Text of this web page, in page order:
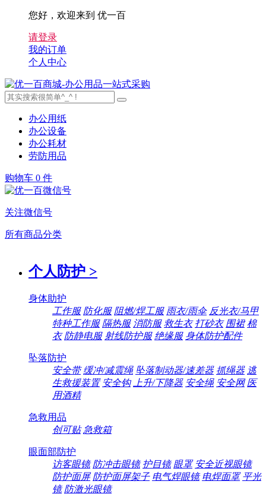
您好，欢迎来到 优一百
请登录
我的订单
个人中心
办公用纸
办公设备
办公耗材
劳防用品
购物车 0 件
关注微信号
所有商品分类
个人防护 >
身体助护
工作服 防化服 阻燃/焊工服 雨衣/雨伞 反光衣/马甲
特种工作服 隔热服 消防服 救生衣 打砂衣 围裙 棉
衣 防静电服 射线防护服 绝缘服 身体防护配件
坠落防护
安全带 缓冲/减震绳 坠落制动器/速差器 抓绳器 逃
生救援装置 安全钩 上升/下降器 安全绳 安全网 医
用酒精
急救用品
创可贴 急救箱
眼面部防护
访客眼镜 防冲击眼镜 护目镜 眼罩 安全近视眼镜
防护面屏 防护面屏架子 电气焊眼镜 电焊面罩 平光
镜 防激光眼镜